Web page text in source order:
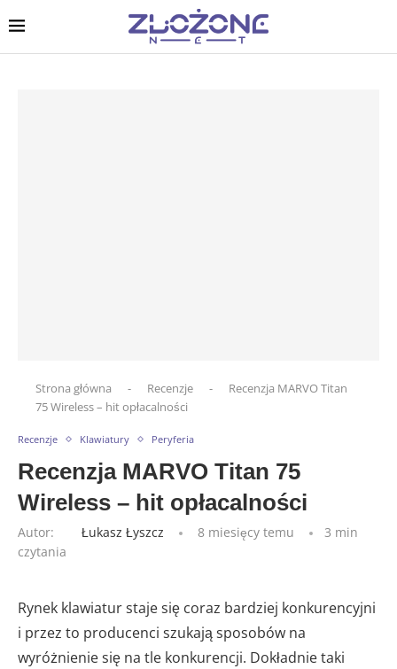
Strona główna - Recenzje -
Recenzja MARVO Titan
75 Wireless – hit opłacalności
Recenzje Klawiatury Peryferia
Recenzja MARVO Titan 75
Wireless – hit opłacalności
Autor: Łukasz Łyszcz 8 miesięcy temu
3 min
czytania
Rynek klawiatur staje się coraz bardziej konkurencyjni
i przez to producenci szukają sposobów na
wyróżnienie się na tle konkurencji. Dokładnie taki